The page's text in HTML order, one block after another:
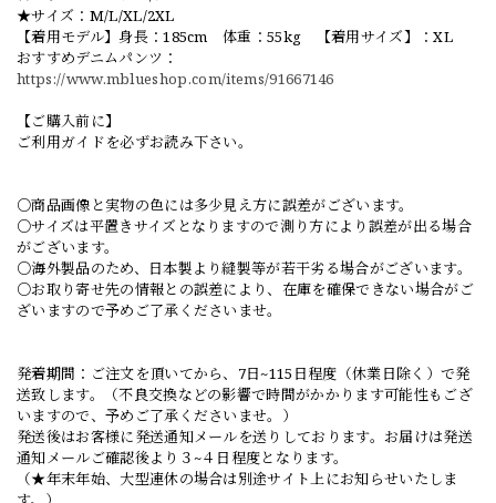
★サイズ：M/L/XL/2XL
【着用モデル】身長：185cm 体重：55kg 【着用サイズ】：XL
おすすめデニムパンツ：
https://www.mblueshop.com/items/91667146
【ご購入前に】
ご利用ガイドを必ずお読み下さい。
○商品画像と実物の色には多少見え方に誤差がございます。
○サイズは平置きサイズとなりますので測り方により誤差が出る場合
がございます。
○海外製品のため、日本製より縫製等が若干劣る場合がございます。
○お取り寄せ先の情報との誤差により、在庫を確保できない場合がご
ざいますので予めご了承くださいませ。
発着期間：ご注文を頂いてから、7日~115日程度（休業日除く）で発
送致します。（不良交換などの影響で時間がかかります可能性もござ
いますので、予めご了承くださいませ。）
発送後はお客様に発送通知メールを送りしております。お届けは発送
通知メールご確認後より３~４日程度となります。
（★年末年始、大型連休の場合は別途サイト上にお知らせいたしま